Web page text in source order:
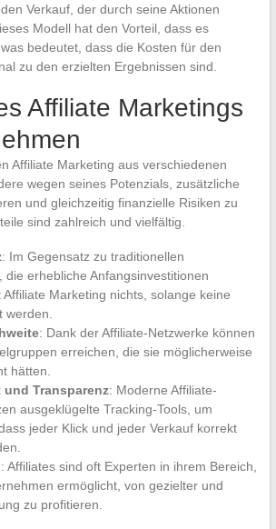
Verkauf, der durch seine Aktionen
Modell hat den Vorteil, dass es
bedeutet, dass die Kosten für den
zu den erzielten Ergebnissen sind.
Affiliate Marketings
Affiliate Marketing aus verschiedenen
wegen seines Potenzials, zusätzliche
und gleichzeitig finanzielle Risiken zu
sind zahlreich und vielfältig.
: Im Gegensatz zu traditionellen
die erhebliche Anfangsinvestitionen
Marketing nichts, solange keine
werden.
: Dank der Affiliate-Netzwerke können
erreichen, die sie möglicherweise
hätten.
Transparenz: Moderne Affiliate-
ausgeklügelte Tracking-Tools, um
jeder Klick und jeder Verkauf korrekt
: Affiliates sind oft Experten in ihrem Bereich,
ermöglicht, von gezielter und
zu profitieren.